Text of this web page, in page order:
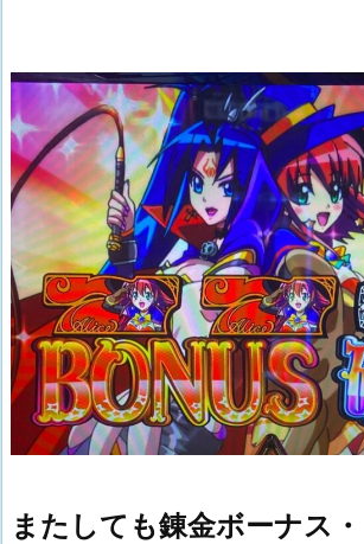
またしても錬金ボーナス・